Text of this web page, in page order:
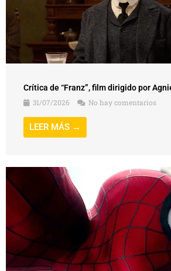
Crítica de “Franz”, film dirigido por
31/07/2026
No hay comentarios
LEER MÁS →